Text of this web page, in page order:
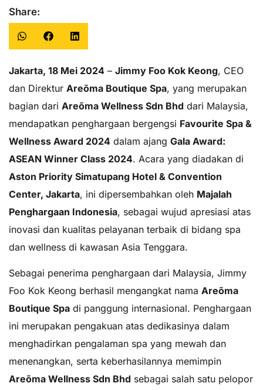
Share:
Jakarta, 18 Mei 2024 – Jimmy Foo Kok Keong, CEO
dan Direktur Areõma Boutique Spa, yang merupakan
bagian dari Areõma Wellness Sdn Bhd dari Malaysia,
mendapatkan penghargaan bergengsi Favourite Spa &
Wellness Award 2024 dalam ajang Gala Award:
ASEAN Winner Class 2024. Acara yang diadakan di
Aston Priority Simatupang Hotel & Convention
Center, Jakarta, ini dipersembahkan oleh Majalah
Penghargaan Indonesia, sebagai wujud apresiasi atas
inovasi dan kualitas pelayanan terbaik di bidang spa
dan wellness di kawasan Asia Tenggara.
Sebagai penerima penghargaan dari Malaysia, Jimmy
Foo Kok Keong berhasil mengangkat nama Areõma
Boutique Spa di panggung internasional. Penghargaan
ini merupakan pengakuan atas dedikasinya dalam
menghadirkan pengalaman spa yang mewah dan
menenangkan, serta keberhasilannya memimpin
Areõma Wellness Sdn Bhd sebagai salah satu pelopor